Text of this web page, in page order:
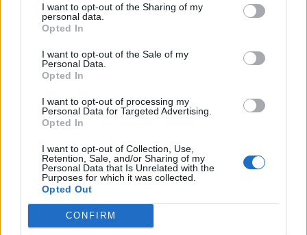
I want to opt-out of the Sharing of my
personal data.
Opted In
I want to opt-out of the Sale of my
Personal Data.
Opted In
I want to opt-out of processing my
Personal Data for Targeted Advertising.
Opted In
I want to opt-out of Collection, Use,
Retention, Sale, and/or Sharing of my
Personal Data that Is Unrelated with the
Purposes for which it was collected.
Opted Out
CONFIRM
Μουσική
Η Anna von Hausswolff στο Release
Athens 2026 για μια λειτουργία σκοταδιού
και ομορφιάς
21.05.26
Με αφορμή την εμφάνισή της στο Release Athens 2026,
εξερευνούμε τον σκοτεινό και καθηλωτικό κόσμο της Anna
von Hausswolff, από το "Dead Magic" μέχρι το τελευταίο
της gothic art-pop σύμπαν.